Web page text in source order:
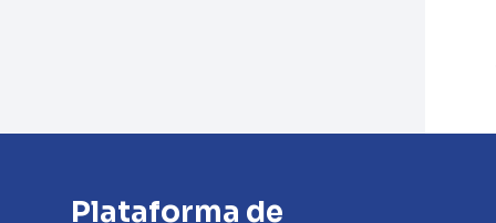
Plataforma de